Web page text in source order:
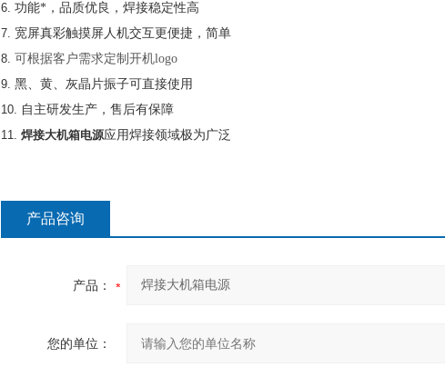
6. 功能*，品质优良，焊接稳定性高
7. 宽屏真彩触摸屏人机交互更便捷，简单
8. 可根据客户需求定制开机logo
9. 黑、黄、灰晶片振子可直接使用
10. 自主研发生产，售后有保障
11. 焊接大机箱电源应用焊接领域极为广泛
产品咨询
产品：
您的单位：